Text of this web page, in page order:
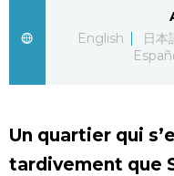
Images
Tokyo
English
日本
Un quartier qui
tardivement que